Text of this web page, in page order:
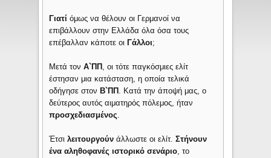
Γιατίόμως να θέλουν οι Γερμανοί να
επιβάλλουν στην Ελλάδα όλα όσα τους
επέβαλλαν κάποτε οι Γάλλοι;
Μετά τονΑ`ΠΠ , οι τότε παγκόσμιες ελίτ
έστησαν μια κατάσταση, η οποία τελικά
οδήγησε στον Β`ΠΠ . Κατά την άποψή μας, ο
δεύτερος αυτός αιματηρός πόλεμος, ήταν
προσχεδιασμένος.
Έτσιλειτουργούν άλλωστε οι ελίτ.Στήνουν
ένα αληθοφανές ιστορικό σενάριο, το